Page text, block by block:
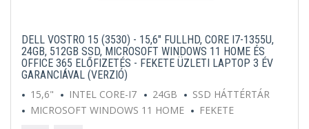
DELL VOSTRO 15 (3530) - 15,6" FULLHD, CORE I7-1355U,
24GB, 512GB SSD, MICROSOFT WINDOWS 11 HOME ÉS
OFFICE 365 ELŐFIZETÉS - FEKETE ÜZLETI LAPTOP 3 ÉV
GARANCIÁVAL (VERZIÓ)
15,6"
INTEL CORE-I7 24GB
SSD HÁTTÉRTÁR
MICROSOFT WINDOWS 11 HOME
FEKETE